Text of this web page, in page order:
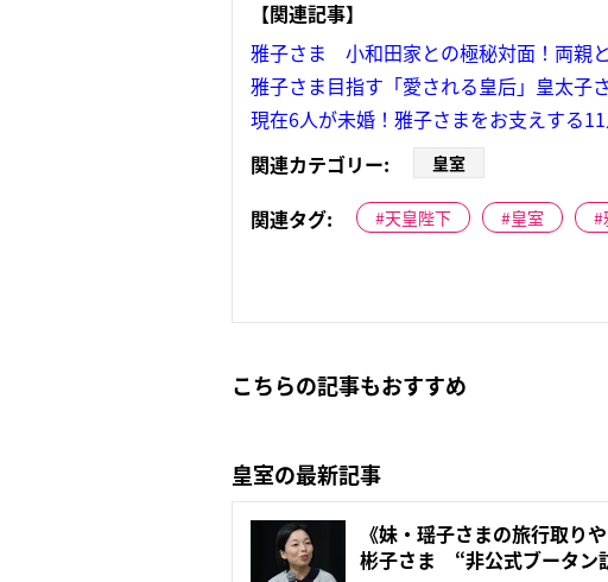
【関連記事】
雅子さま 小和田家との極秘対面！両親
雅子さま目指す「愛される皇后」皇太子
現在6人が未婚！雅子さまをお支えする
関連カテゴリー:
皇室
関連タグ: 天皇陛下 皇室
こちらの記事もおすすめ
皇室の最新記事
《妹・瑶子さまの旅行取り
彬子さま “非公式ブータン